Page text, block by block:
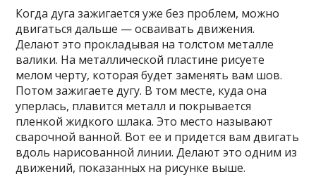
Когда дуга зажигается уже без проблем, можно
двигаться дальше — осваивать движения.
Делают это прокладывая на толстом металле
валики. На металлической пластине рисуете
мелом черту, которая будет заменять вам шов.
Потом зажигаете дугу. В том месте, куда она
уперлась, плавится металл и покрывается
пленкой жидкого шлака. Это место называют
сварочной ванной. Вот ее и придется вам двигать
вдоль нарисованной линии. Делают это одним из
движений, показанных на рисунке выше.